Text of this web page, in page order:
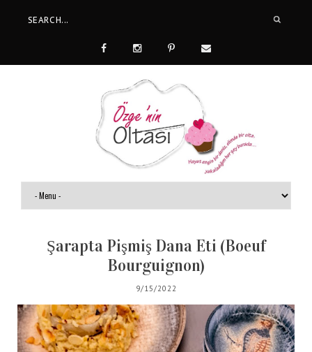
Şarapta Pişmiş Dana Eti (Boeuf
Bourguignon)
9/15/2022